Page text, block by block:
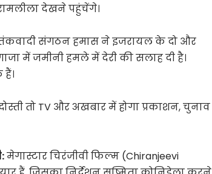
देखने पहुंचेंगे।
संगठन हमास ने इजरायल के दो और
में जमीनी हमले में देरी की सलाह दी है।
तो TV और अखबार में होगा प्रकाशन, चुनाव
मेगास्टार चिरंजीवी फिल्म (Chiranjeevi